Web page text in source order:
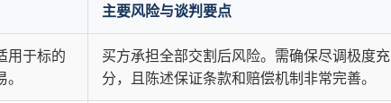
主要风险与谈判要点
用于标的
买方承担全部交割后风险。需确保尽调极度充
分，且陈述保证条款和赔偿机制非常完善。